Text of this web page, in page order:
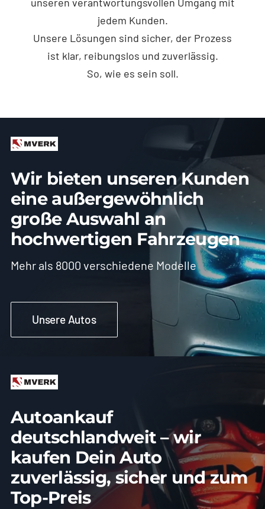
jedem Kunden.
Unsere Lösungen sind sicher, der Prozess
ist klar, reibungslos und zuverlässig.
So, wie es sein soll.
Wir bieten unseren Kunden
eine außergewöhnlich
große Auswahl an
hochwertigen Fahrzeugen
Mehr als 8000 verschiedene Modelle
Unsere Autos
Autoankauf
deutschlandweit – wir
kaufen Dein Auto
zuverlässig, sicher und zum
Top-Preis